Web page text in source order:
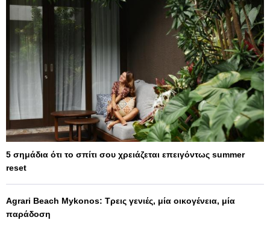
5 σημάδια ότι το σπίτι σου χρειάζεται επειγόντως summer
reset
Agrari Beach Mykonos: Τρεις γενιές, μία οικογένεια, μία
παράδοση